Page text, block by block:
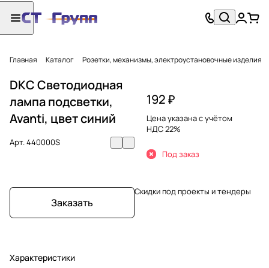
Главная Каталог Розетки, механизмы, электроустановочные изделия
DKC Светодиодная
лампа подсветки,
Avanti, цвет синий
Арт.440000S
Заказать
Характеристики
192 ₽
Цена указана с учётом
НДС 22%
Под заказ
Скидки под проекты и тендеры